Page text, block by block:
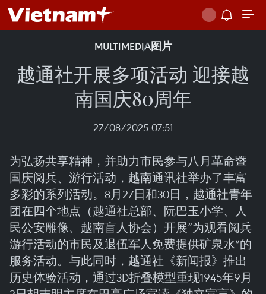
MULTIMEDIA图片
越通社开展多项活动 迎接越
南国庆80周年
27/08/2025 07:51
为弘扬共享精神，并助力市民参与八月革命暨
国庆阅兵、游行活动，越南通讯社举办了丰富
多彩的系列活动。8月27日和30日，越通社青年
团在四个地点（越通社总部、阮巴玉小学、人
民公安雕像、越南盲人协会）开展“为观看阅兵
游行活动的市民及退伍军人免费提供矿泉水”的
服务活动。与此同时，越通社《新闻报》推出
历史体验活动，通过3D折叠模型重现1945年9月